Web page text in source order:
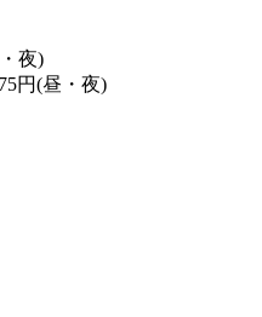
夜)
円(昼・夜)